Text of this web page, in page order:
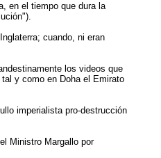
en el tiempo que dura la
cuando, ni eran
los videos que
y como en Doha el Emirato
imperialista pro-destrucción
Ministro Margallo por